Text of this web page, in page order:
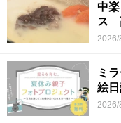
中
ス
2026/
ミ
絵
2026/